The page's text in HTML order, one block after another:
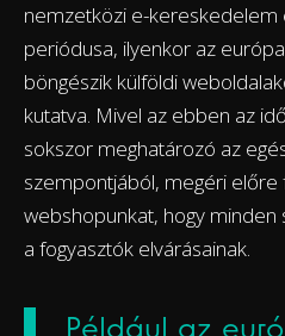
nemzetközi e-kereskedelem
periódusa, ilyenkor az
böngészik külföldi
kutatva. Mivel az ebben az
sokszor meghatározó az
szempontjából, megéri előre
webshopunkat, hogy
a fogyasztók elvárásainak.
Például az